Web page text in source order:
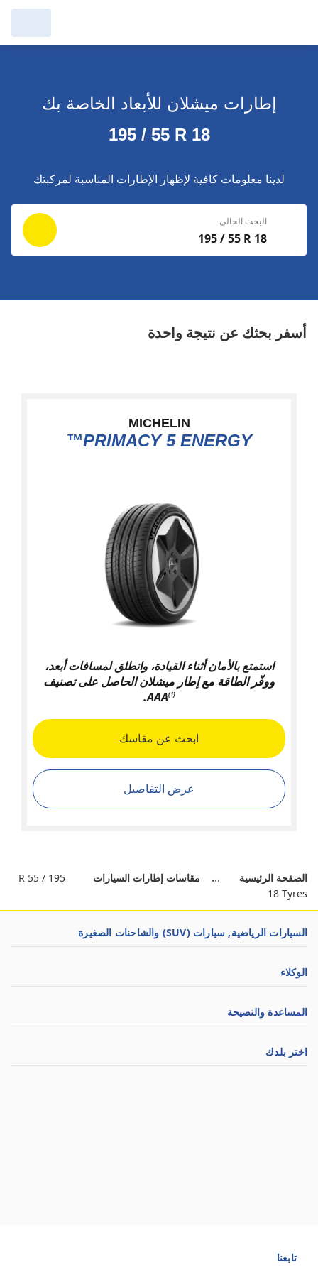
إجراء بحث جديد
إجراء بحث جديد
إطارات ميشلان للأبعاد الخاصة بك
195 / 55 R 18
لدينا معلومات كافية لإظهار الإطارات المناسبة لمركبتك
البحث الحالي
195 / 55 R 18
أسفر بحثك عن نتيجة واحدة
MICHELIN
PRIMACY 5 ENERGY™
استمتع بالأمان أثناء القيادة، وانطلق لمسافات أبعد،
ووفّر الطاقة مع إطار ميشلان الحاصل على تصنيف
AAA(1)
.
ابحث عن مقاسك
عرض التفاصيل
الصفحة الرئيسية مقاسات إطارات السيارات
195 / 55 R
18 Tyres
السيارات الرياضية, سيارات (SUV) والشاحنات الصغيرة
الوكلاء
المساعدة والنصيحة
اختر بلدك
تابعنا